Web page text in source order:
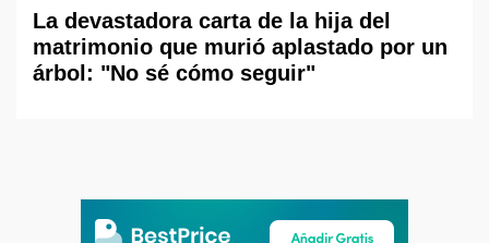
La devastadora carta de la hija del
matrimonio que murió aplastado por un
árbol: "No sé cómo seguir"